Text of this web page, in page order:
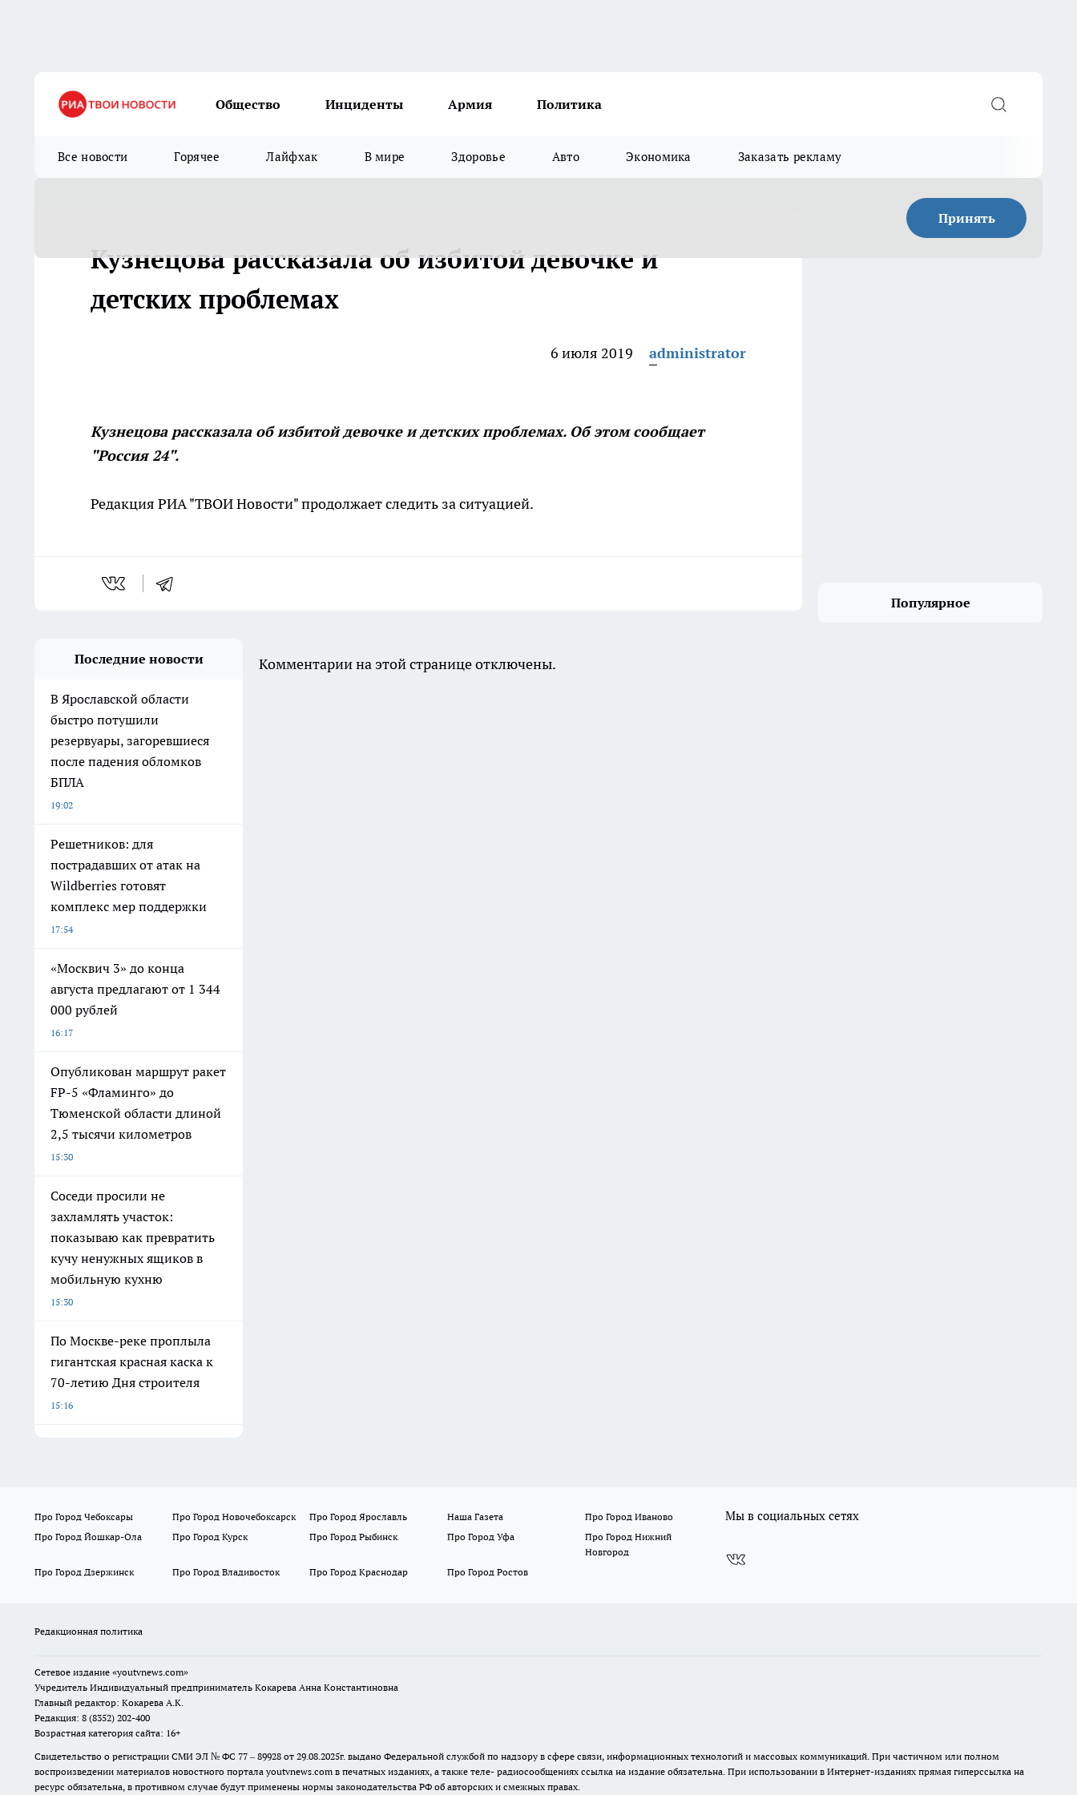
Общество Инциденты Армия Политика
Все новости Горячее Лайфхак В мире Здоровье Авто Экономика Заказать рекламу
Принять
Кузнецова рассказала об избитой девочке и
детских проблемах
6 июля 2019 administrator
Кузнецова рассказала об избитой девочке и детских проблемах. Об этом сообщает
"Россия 24".
Редакция РИА "ТВОИ Новости" продолжает следить за ситуацией.
Популярное
Последние новости
В Ярославской области
быстро потушили
резервуары, загоревшиеся
после падения обломков
БПЛА
19:02
Решетников: для
пострадавших от атак на
Wildberries готовят
комплекс мер поддержки
17:54
«Москвич 3» до конца
августа предлагают от 1 344
000 рублей
16:17
Опубликован маршрут ракет
FP-5 «Фламинго» до
Тюменской области длиной
2,5 тысячи километров
15:30
Соседи просили не
захламлять участок:
показываю как превратить
кучу ненужных ящиков в
мобильную кухню
15:30
По Москве-реке проплыла
гигантская красная каска к
70-летию Дня строителя
15:16
Комментарии на этой странице отключены.
Про Город Чебоксары Про Город Новочебоксарск Про Город Ярославль Наша Газета
Про Город Иваново
Про Город Йошкар-Ола
Про Город Курск Про Город Рыбинск Про Город Уфа
Про Город Нижний
Новгород
Про Город Дзержинск
Про Город Владивосток Про Город Краснодар Про Город Ростов
Мы в социальных сетях
Редакционная политика
Сетевое издание «youtvnews.com»
Учредитель Индивидуальный предприниматель Кокарева Анна Константиновна
Главный редактор: Кокарева А.К.
Редакция: 8 (8352) 202-400
Возрастная категория сайта: 16+
Свидетельство о регистрации СМИ ЭЛ № ФС 77 – 89928 от 29.08.2025г. выдано Федеральной службой по надзору в сфере связи, информационных технологий и массовых коммуникаций. При частичном или полном
воспроизведении материалов новостного портала youtvnews.com в печатных изданиях, а также теле- радиосообщениях ссылка на издание обязательна. При использовании в Интернет-изданиях прямая гиперссылка на
ресурс обязательна, в противном случае будут применены нормы законодательства РФ об авторских и смежных правах.